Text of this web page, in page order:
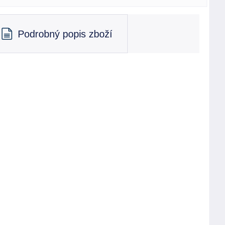
Podrobný popis zboží